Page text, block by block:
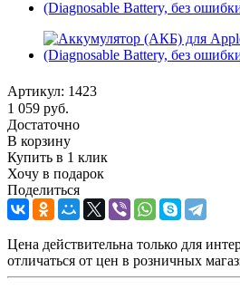
Артикул: 1423
1 059 руб.
Достаточно
В корзину
Купить в 1 клик
Хочу в подарок
Поделиться
Цена действительна только для
отличаться от цен в розничных